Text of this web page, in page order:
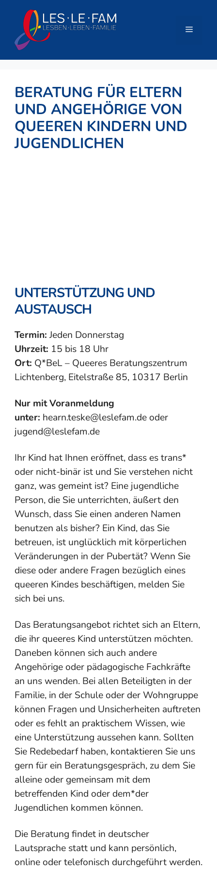
springen
Menü
BERATUNG FÜR ELTERN
UND ANGEHÖRIGE VON
QUEEREN KINDERN UND
JUGENDLICHEN
UNTERSTÜTZUNG UND
AUSTAUSCH
Termin:Jeden Donnerstag
Uhrzeit: 15 bis 18 Uhr
Ort: Q*BeL – Queeres Beratungszentrum
Lichtenberg, Eitelstraße 85, 10317 Berlin
Nur mit Voranmeldung
unter: hearn.teske@leslefam.de oder
jugend@leslefam.de
Ihr Kind hat Ihnen eröffnet, dass es trans*
oder nicht-binär ist und Sie verstehen nicht
ganz, was gemeint ist? Eine jugendliche
Person, die Sie unterrichten, äußert den
Wunsch, dass Sie einen anderen Namen
benutzen als bisher? Ein Kind, das Sie
betreuen, ist unglücklich mit körperlichen
Veränderungen in der Pubertät? Wenn Sie
diese oder andere Fragen bezüglich eines
queeren Kindes beschäftigen, melden Sie
sich bei uns.
Das Beratungsangebot richtet sich an Eltern,
die ihr queeres Kind unterstützen möchten.
Daneben können sich auch andere
Angehörige oder pädagogische Fachkräfte
an uns wenden. Bei allen Beteiligten in der
Familie, in der Schule oder der Wohngruppe
können Fragen und Unsicherheiten auftreten
oder es fehlt an praktischem Wissen, wie
eine Unterstützung aussehen kann. Sollten
Sie Redebedarf haben, kontaktieren Sie uns
gern für ein Beratungsgespräch, zu dem Sie
alleine oder gemeinsam mit dem
betreffenden Kind oder dem*der
Jugendlichen kommen können.
Die Beratung findet in deutscher
Lautsprache statt und kann persönlich,
online oder telefonisch durchgeführt werden.